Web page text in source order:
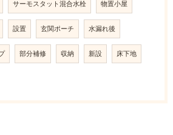
サーモスタット混合水栓 物置小屋
設置 玄関ポーチ 水漏れ後
部分補修 収納 新設 床下地